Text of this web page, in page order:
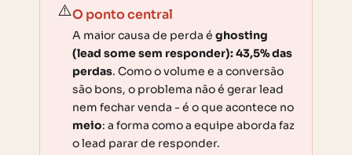
⚠️O ponto central
A maior causa de perda é ghosting
(lead some sem responder): 43,5% das
perdas. Como o volume e a conversão
são bons, o problema não é gerar lead
nem fechar venda - é o que acontece no
meio: a forma como a equipe aborda faz
o lead parar de responder.